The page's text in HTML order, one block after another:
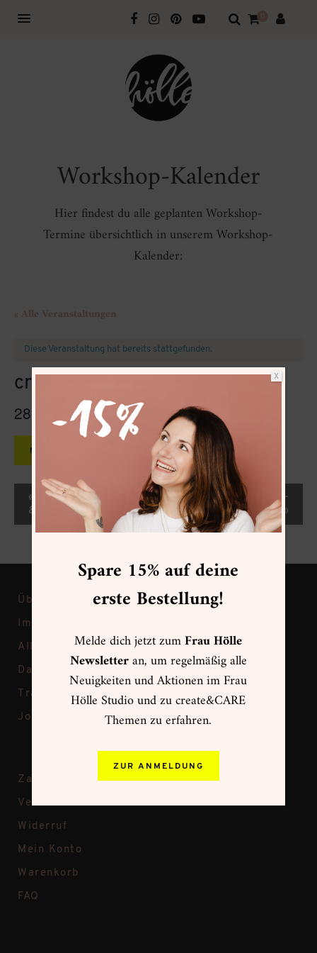
0
Workshop-Kalender
Hier findest du alle geplanten Workshop-
Termine übersichtlich in unserem Workshop-
Kalender:
« Alle Veranstaltungen
Diese Veranstaltung hat bereits stattgefunden.
create&CARE Day Retreat
28.09.2024@ 10:00 16:00CEST
MEHR INFOS
Veranstaltung-
Navigation
«
After-Work Ausmalen
& Entspannen
create&CARE After-
Work »
Über Frau Hölle
Impressum
Allgemeine Geschäftsbedingungen
Datenschutz
Transparenz bei Frau Hölle
Jobs
Zahlungsweisen
Versand & Rückversand
Widerruf
Mein Konto
Warenkorb
FAQ
Spare 15% auf deine
erste Bestellung!
Melde dich jetzt zumFrau Hölle
Newsletteran, um regelmäßig alle
Neuigkeiten und Aktionen im Frau
Hölle Studio und zu create&CARE
Themen zu erfahren.
ZUR ANMELDUNG
X